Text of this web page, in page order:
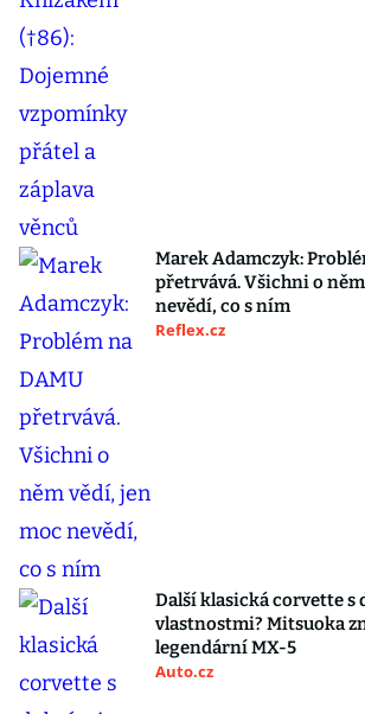
Marek Adamczyk:
přetrvává. Všichni o
nevědí, co s ním
Reflex.cz
Další klasická corvette
vlastnostmi? Mitsuoka
legendární MX-5
Auto.cz